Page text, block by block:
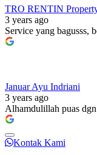
TRO RENTIN
3 years ago
Service yang bagusss,
Januar Ayu Indriani
3 years ago
Alhamdulillah puas
Kontak Kami